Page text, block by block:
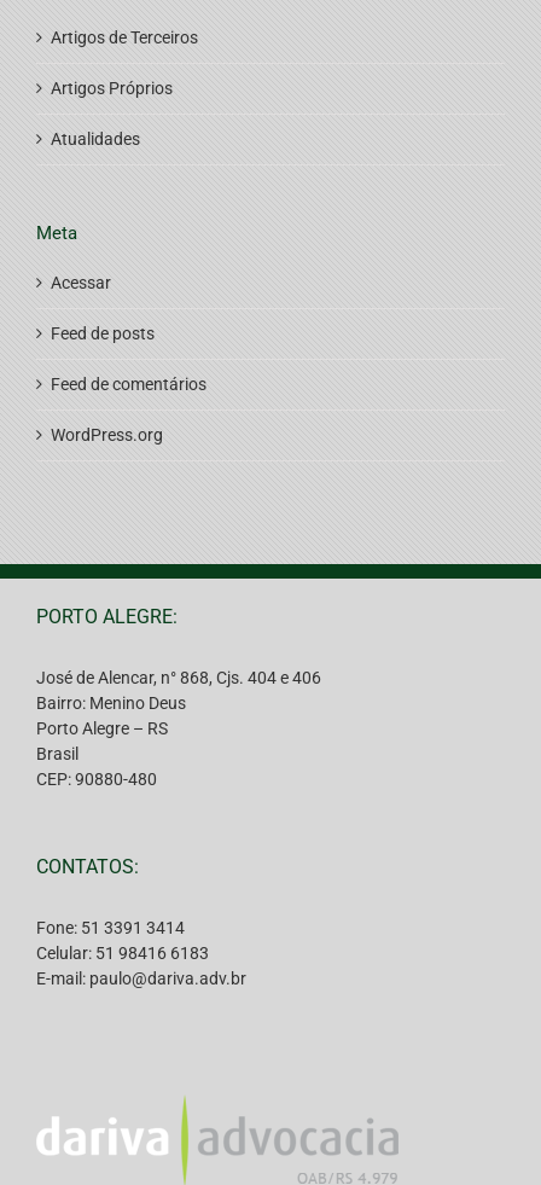
Artigos de Terceiros
Artigos Próprios
Atualidades
Meta
Acessar
Feed de posts
Feed de comentários
WordPress.org
PORTO ALEGRE:
José de Alencar, n° 868, Cjs. 404 e 406
Bairro: Menino Deus
Porto Alegre – RS
Brasil
CEP: 90880-480
CONTATOS:
Fone: 51 3391 3414
Celular: 51 98416 6183
E-mail: paulo@dariva.adv.br